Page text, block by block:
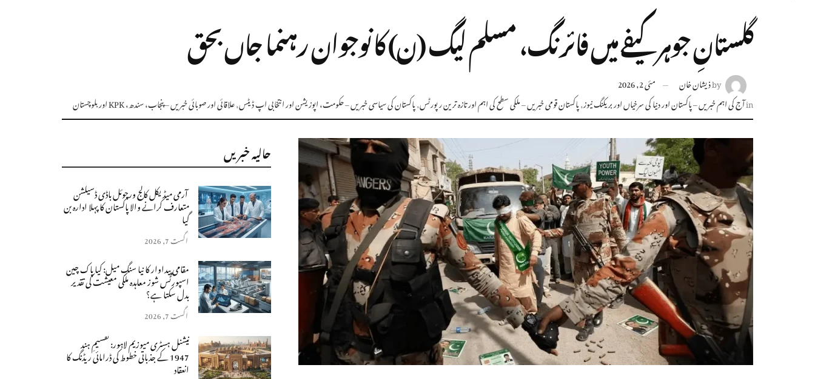
گلستانِ جوہر کیفے میں فائرنگ، مسلم لیگ (ن) کا نوجوان رہنما جاں بحق
byذیشان خان
مئی 2, 2026
inآج کی اہم خبریں – پاکستان اور دنیا کی سرخیاں اور بریکنگ نیوز,پاکستان قومی خبریں – ملکی سطح کی اہم اور تازہ ترین رپورٹس,پاکستان کی سیاسی خبریں – حکومت، اپوزیشن اور انتخابی اپ ڈیٹس,علاقائی اور صوبائی خبریں – پنجاب، سندھ، KPK اور بلوچستان
حالیہ خبریں
آرمی میڈیکل کالج ورچوئل باڈی ڈسیکشن
متعارف کرانے والا پاکستان کا پہلا ادارہ بن
گیا
اگست 7, 2026
مقامی پیداوار کا نیا سنگِ میل: کیا پاک چین
اسپورٹس شوز معاہدہ ملکی معیشت کی تقدیر
بدل سکتا ہے؟
اگست 7, 2026
نیشنل ہسٹری میوزیم لاہور: تقسیمِ ہند
1947 کے جذباتی خطوط کی ڈرامائی ریڈنگ کا
انعقاد